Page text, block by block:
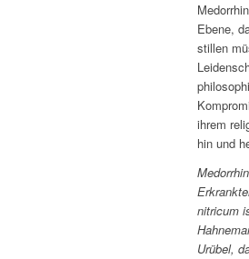
Ebene,
stillen
ihrem
hin und
nitricum
Urübel,